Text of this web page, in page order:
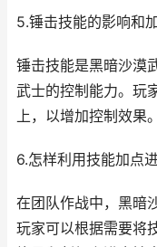
5.锤击技能的影响和
锤击技能是黑暗沙漠
武士的控制能力。玩
上，以增加控制效果。
6.怎样利用技能加点
在团队作战中，黑暗
玩家可以根据需要将